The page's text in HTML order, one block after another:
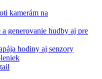
kamerám na
generovanie hudby aj pre
hodiny aj senzory